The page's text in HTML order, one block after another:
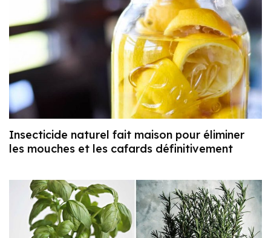
Insecticide naturel fait maison pour éliminer
les mouches et les cafards définitivement